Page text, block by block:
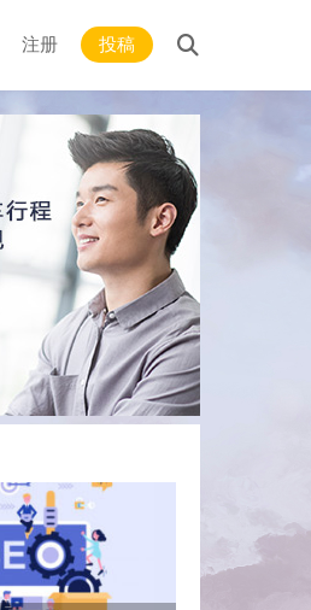
注册 投稿